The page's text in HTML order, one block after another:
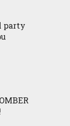
party